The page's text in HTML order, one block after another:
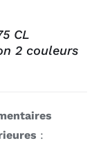
CL
2 couleurs
: